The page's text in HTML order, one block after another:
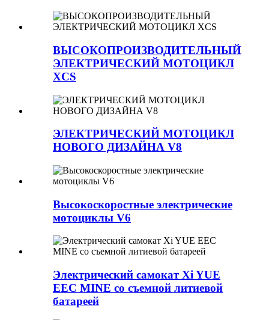
ВЫСОКОПРОИЗВОДИТЕЛЬНЫЙ
ЭЛЕКТРИЧЕСКИЙ МОТОЦИКЛ
XCS
ЭЛЕКТРИЧЕСКИЙ МОТОЦИКЛ
НОВОГО ДИЗАЙНА V8
Высокоскоростные электрические
мотоциклы V6
Электрический самокат Xi YUE
EEC MINE со съемной литиевой
батареей